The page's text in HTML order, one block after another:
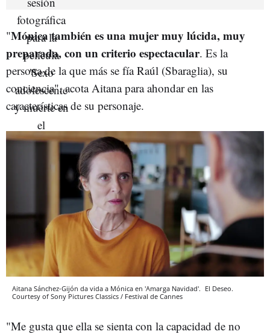
"Mónica también es una mujer muy lúcida, muy
preparada, con un criterio espectacular. Es la
persona de la que más se fía Raúl (Sbaraglia), su
conciencia", acota Aitana para ahondar en las
características de su personaje.
Aitana Sánchez-Gijón da vida a Mónica en 'Amarga Navidad'. El Deseo.
Courtesy of Sony Pictures Classics / Festival de Cannes
"Me gusta que ella se sienta con la capacidad de no